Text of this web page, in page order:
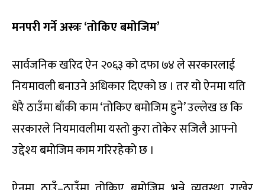
मनपरी गर्ने अस्त्रः ‘तोकिए बमोजिम’
सार्वजनिक खरिद ऐन २०६३ को दफा ७४ ले सरकारलाई
नियमावली बनाउने अधिकार दिएको छ । तर यो ऐनमा यति
धेरै ठाउँमा बाँकी काम ‘तोकिए बमोजिम हुने’ उल्लेख छ कि
सरकारले नियमावलीमा यस्तो कुरा तोकेर सजिलै आफ्नो
उद्देश्य बमोजिम काम गरिरहेको छ ।